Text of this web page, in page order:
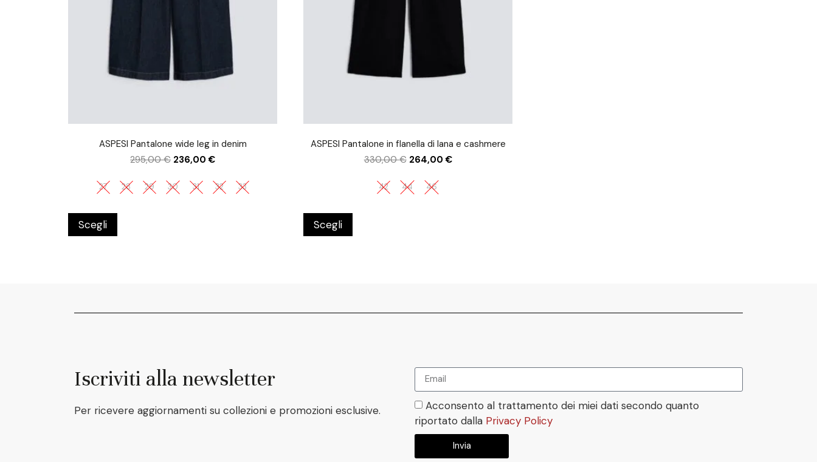
ASPESI Pantalone wide leg in denim
295,00€ 236,00€
27 28 29 30 31 32 33
Scegli
ASPESI Pantalone in flanella di lana e cashmere
330,00€ 264,00€
42 44 46
Scegli
Iscriviti alla newsletter
Per ricevere aggiornamenti su collezioni e promozioni esclusive.
Acconsento al trattamento dei miei dati secondo quanto
riportato dalla Privacy Policy
Invia